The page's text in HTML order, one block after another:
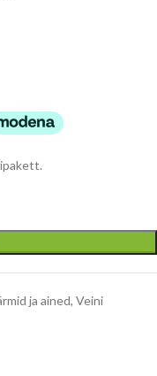
ja ained, Veini